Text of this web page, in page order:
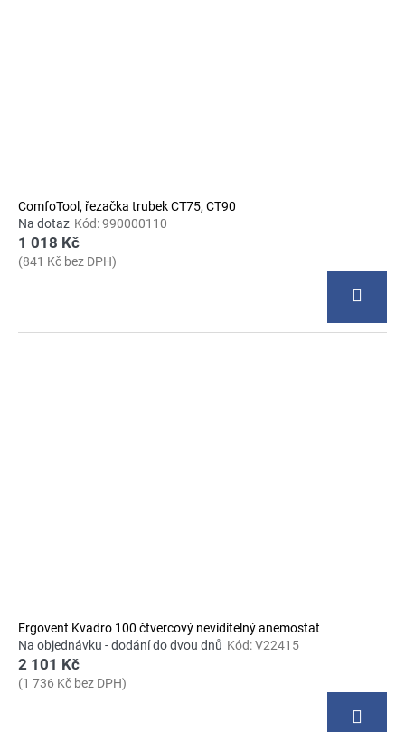
ComfoTool, řezačka trubek CT75, CT90
Na dotaz Kód:990000110
1 018 Kč
(841 Kč bez DPH)
Ergovent Kvadro 100 čtvercový neviditelný anemostat
Na objednávku - dodání do dvou dnů Kód:V22415
2 101 Kč
(1 736 Kč bez DPH)